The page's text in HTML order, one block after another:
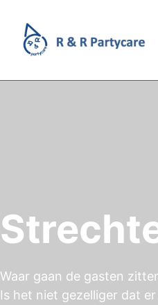
Waar gaan de gasten
Is het niet gezelliger dat